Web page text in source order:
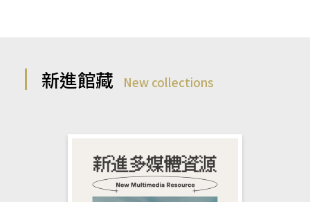
新進館藏 New collections